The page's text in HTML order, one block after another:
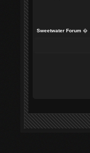
Sweetwater Forum �